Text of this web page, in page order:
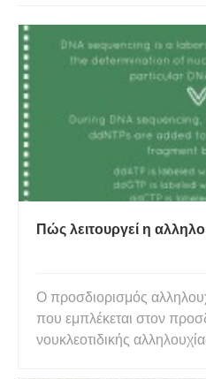
Πώς λειτουργεί η
Ο προσδιορισμός
που εμπλέκεται στον
νουκλεοτιδικής